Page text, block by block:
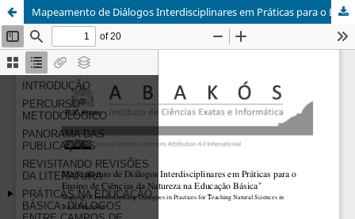
Mapeamento de Diálogos Interdisciplinares em Práticas para o Ensino de Ciências da Natureza na Educação Básica